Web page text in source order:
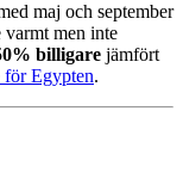
maj och september
men inte
billigare jämfört
för Egypten.